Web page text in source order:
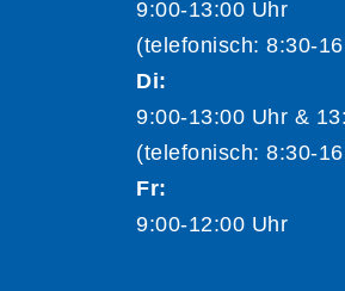
9:00-13:00 Uhr
(telefonisch: 8:30-
Di:
9:00-13:00 Uhr &
(telefonisch: 8:30-
Fr:
9:00-12:00 Uhr